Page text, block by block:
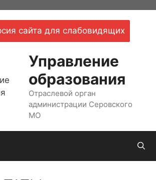
сайта для слабовидящих
Управление
образования
Отраслевой орган
администрации Серовского
МО